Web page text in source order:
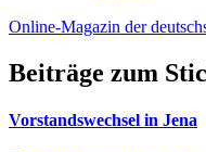
Online-Magazin der
Beiträge zum
Vorstandswechsel in Jena